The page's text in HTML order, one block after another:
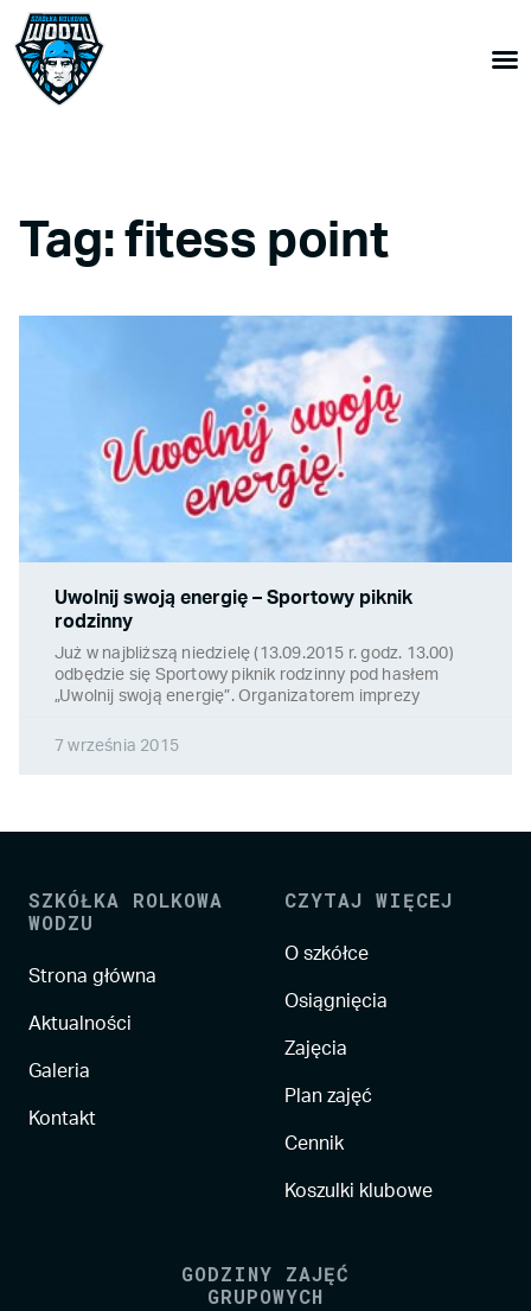
Tag: fitess point
Uwolnij swoją energię – Sportowy piknik
rodzinny
Już w najbliższą niedzielę (13.09.2015 r. godz. 13.00)
odbędzie się Sportowy piknik rodzinny pod hasłem
„Uwolnij swoją energię”. Organizatorem imprezy
7 września 2015
SZKÓŁKA ROLKOWA
WODZU
Strona główna
Aktualności
Galeria
Kontakt
CZYTAJ WIĘCEJ
O szkółce
Osiągnięcia
Zajęcia
Plan zajęć
Cennik
Koszulki klubowe
GODZINY ZAJĘĆ
GRUPOWYCH